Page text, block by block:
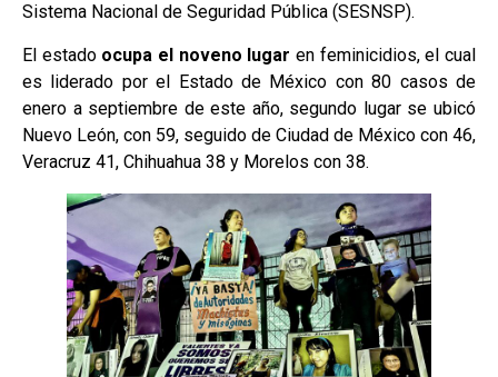
Sistema Nacional de Seguridad Pública (SESNSP).
El estado ocupa el noveno lugaren feminicidios, el cual
es liderado por el Estado de México con 80 casos de
enero a septiembre de este año, segundo lugar se ubicó
Nuevo León, con 59, seguido de Ciudad de México con 46,
Veracruz 41, Chihuahua 38 y Morelos con 38.